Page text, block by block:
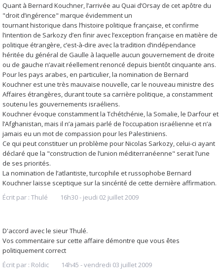
Quant à Bernard Kouchner, l’arrivée au Quai d’Orsay de cet apôtre du
"droit d’ingérence" marque évidemment un
tournant historique dans l’histoire politique française, et confirme
l’intention de Sarkozy d’en finir avec l’exception française en matière de
politique étrangère, c’est-à-dire avec la tradition d’indépendance
héritée du général de Gaulle à laquelle aucun gouvernement de droite
ou de gauche n’avait réellement renoncé depuis bientôt cinquante ans.
Pour les pays arabes, en particulier, la nomination de Bernard
Kouchner est une très mauvaise nouvelle, car le nouveau ministre des
Affaires étrangères, durant toute sa carrière politique, a constamment
soutenu les gouvernements israéliens.
Kouchner évoque constamment la Tchétchénie, la Somalie, le Darfour et
l’Afghanistan, mais il n’a jamais parlé de l’occupation israélienne et n’a
jamais eu un mot de compassion pour les Palestiniens.
Ce qui peut constituer un problème pour Nicolas Sarkozy, celui-ci ayant
déclaré que la "construction de l’union méditerranéenne" serait l’une
de ses priorités.
La nomination de l’atlantiste, turcophile et russophobe Bernard
Kouchner laisse sceptique sur la sincérité de cette dernière affirmation.
Écrit par : Thulé 16h30- jeudi 02 juillet 2009
D'accord avec le sieur Thulé.
Vos commentaire sur cette affaire démontre que vous êtes
politiquement correct
Écrit par : Roldic 14h45 -vendredi 03 juillet 2009